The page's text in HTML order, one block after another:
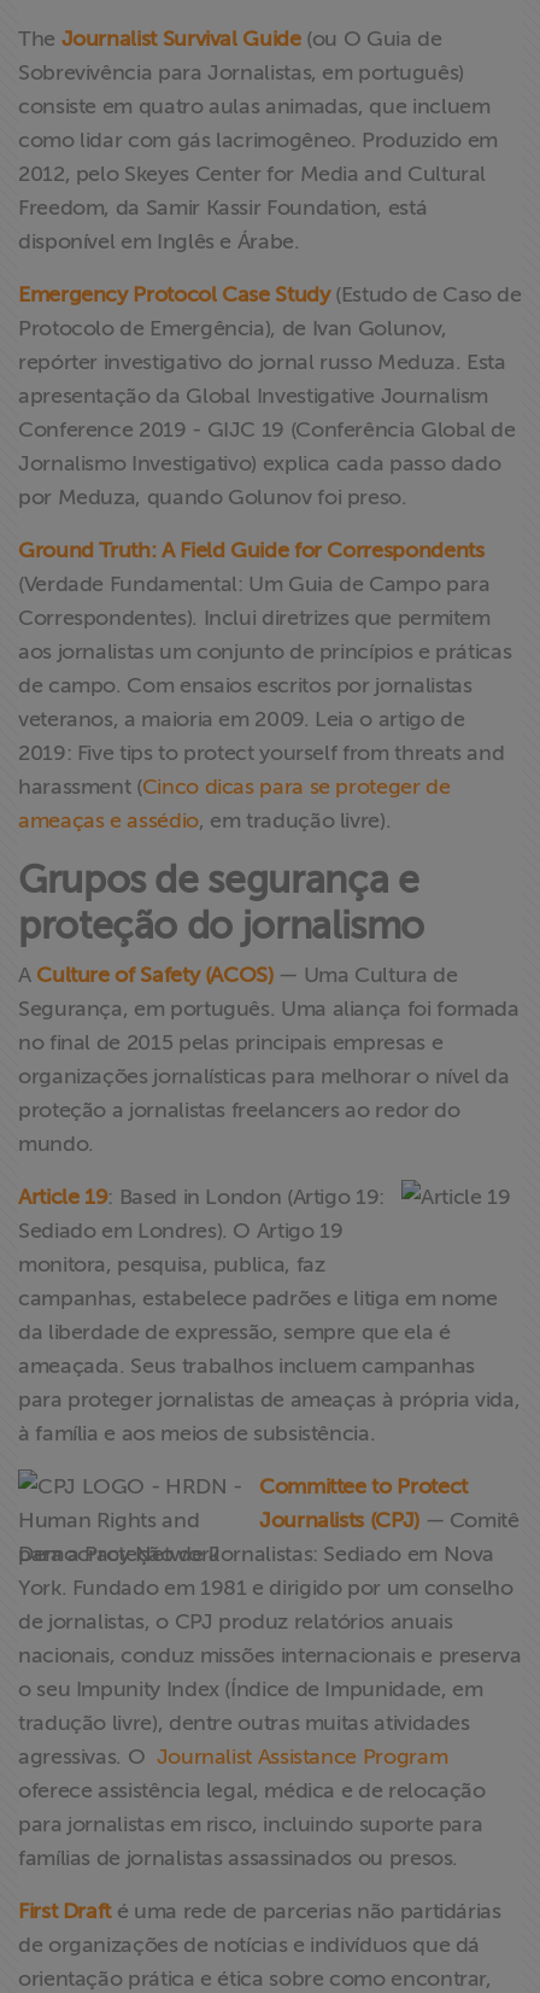
The Journalist Survival Guide(ou O Guia de
Sobrevivência para Jornalistas, em português)
consiste em quatro aulas animadas, que incluem
como lidar com gás lacrimogêneo. Produzido em
2012, pelo Skeyes Center for Media and Cultural
Freedom, da Samir Kassir Foundation, está
disponível em Inglês e Árabe.
Emergency Protocol Case Study(Estudo de Caso de
Protocolo de Emergência), de Ivan Golunov,
repórter investigativo do jornal russo Meduza. Esta
apresentação da Global Investigative Journalism
Conference 2019 - GIJC 19 (Conferência Global de
Jornalismo Investigativo) explica cada passo dado
por Meduza, quando Golunov foi preso.
Ground Truth: A Field Guide for Correspondents
(Verdade Fundamental: Um Guia de Campo para
Correspondentes). Inclui diretrizes que permitem
aos jornalistas um conjunto de princípios e práticas
de campo. Com ensaios escritos por jornalistas
veteranos, a maioria em 2009. Leia o artigo de
2019: Five tips to protect yourself from threats and
harassment (Cinco dicas para se proteger de
ameaças e assédio, em tradução livre).
Grupos de segurança e
proteção do jornalismo
A Culture of Safety (ACOS)— Uma Cultura de
Segurança, em português. Uma aliança foi formada
no final de 2015 pelas principais empresas e
organizações jornalísticas para melhorar o nível da
proteção a jornalistas freelancers ao redor do
mundo.
Article 19: Based in London (Artigo 19:
Sediado em Londres). O Artigo 19
monitora, pesquisa, publica, faz
campanhas, estabelece padrões e litiga em nome
da liberdade de expressão, sempre que ela é
ameaçada. Seus trabalhos incluem campanhas
para proteger jornalistas de ameaças à própria vida,
à família e aos meios de subsistência.
Committee to Protect
Journalists (CPJ)— Comitê
para a Proteção de Jornalistas: Sediado em Nova
York. Fundado em 1981 e dirigido por um conselho
de jornalistas, o CPJ produz relatórios anuais
nacionais, conduz missões internacionais e preserva
o seu Impunity Index (Índice de Impunidade, em
tradução livre), dentre outras muitas atividades
agressivas. O Journalist Assistance Program
oferece assistência legal, médica e de relocação
para jornalistas em risco, incluindo suporte para
famílias de jornalistas assassinados ou presos.
First Drafté uma rede de parcerias não partidárias
de organizações de notícias e indivíduos que dá
orientação prática e ética sobre como encontrar,